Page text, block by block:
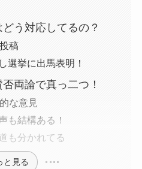
う対応してるの？
稿
選挙に出馬表明！
両論で真っ二つ！
な意見
も結構ある！
も分かれてる
と見る